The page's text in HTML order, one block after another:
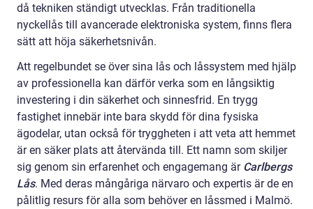
då tekniken ständigt utvecklas. Från traditionella
nyckellås till avancerade elektroniska system, finns flera
sätt att höja säkerhetsnivån.
Att regelbundet se över sina lås och låssystem med hjälp
av professionella kan därför verka som en långsiktig
investering i din säkerhet och sinnesfrid. En trygg
fastighet innebär inte bara skydd för dina fysiska
ägodelar, utan också för tryggheten i att veta att hemmet
är en säker plats att återvända till. Ett namn som skiljer
sig genom sin erfarenhet och engagemang ärCarlbergs
Lås. Med deras mångåriga närvaro och expertis är de en
pålitlig resurs för alla som behöver en låssmed i Malmö.